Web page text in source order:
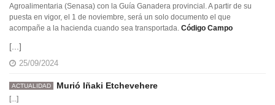
Agroalimentaria (Senasa) con la Guía Ganadera provincial. A partir de su
puesta en vigor, el 1 de noviembre, será un solo documento el que
acompañe a la hacienda cuando sea transportada. Código Campo
[...]
25/09/2024
ACTUALIDAD Murió Iñaki Etchevehere
[...]